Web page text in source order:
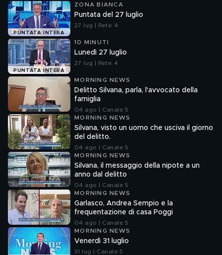
PUNTATA INTERA
ZONA BIANCA
Puntata del 27 luglio
27 lug | Rete 4
PUNTATA INTERA
10 MINUTI
Lunedì 27 luglio
27 lug | Rete 4
MORNING NEWS
Delitto Silvana, parla, l'avvocato della
famiglia
04 ago | Canale 5
MORNING NEWS
Silvana, visto un uomo che usciva il giorno
del delitto.
04 ago | Canale 5
MORNING NEWS
Silvana, il messaggio della nipote a un
anno dal delitto
04 ago | Canale 5
MORNING NEWS
Garlasco, Andrea Sempio e la
frequentazione di casa Poggi
04 ago | Canale 5
MORNING NEWS
Venerdì 31 luglio
31 lug | Canale 5